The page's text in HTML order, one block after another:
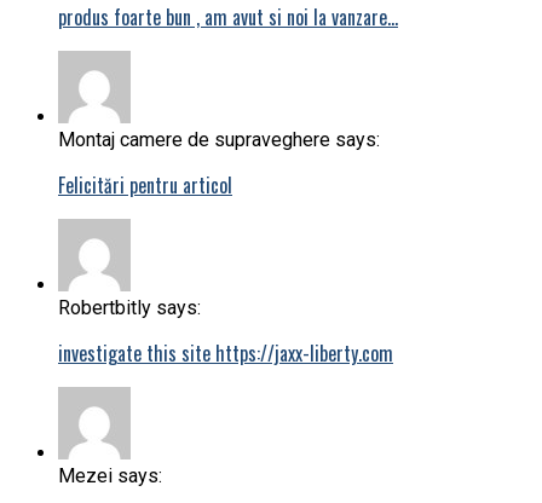
produs foarte bun , am avut si noi la vanzare…
Montaj camere de supraveghere says:
Felicitări pentru articol
Robertbitly says:
investigate this site https://jaxx-liberty.com
Mezei says: